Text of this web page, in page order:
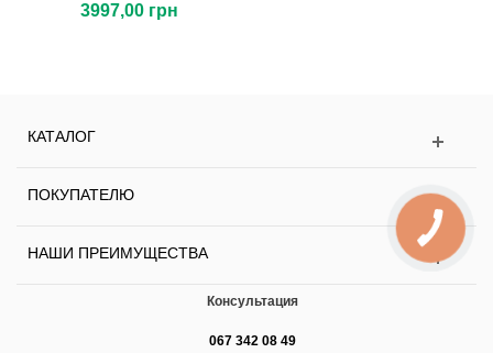
3997,00 грн
КАТАЛОГ
ПОКУПАТЕЛЮ
НАШИ ПРЕИМУЩЕСТВА
Консультация
067 342 08 49